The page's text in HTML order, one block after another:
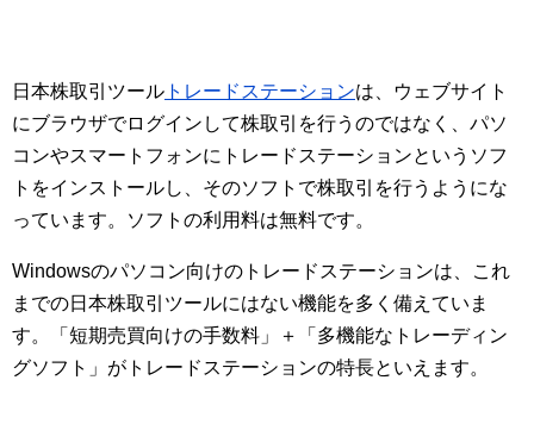
日本株取引ツール トレードステーションは、ウェブサイト
にブラウザでログインして株取引を行うのではなく、パソ
コンやスマートフォンにトレードステーションというソフ
トをインストールし、そのソフトで株取引を行うようにな
っています。ソフトの利用料は無料です。
Windowsのパソコン向けのトレードステーションは、これ
までの日本株取引ツールにはない機能を多く備えていま
す。「短期売買向けの手数料」＋「多機能なトレーディン
グソフト」がトレードステーションの特長といえます。